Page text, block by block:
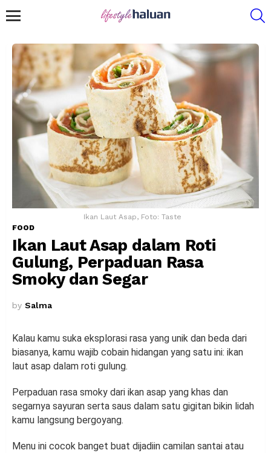
Ikan Laut Asap, Foto: Taste
FOOD
Ikan Laut Asap dalam Roti
Gulung, Perpaduan Rasa
Smoky dan Segar
by Salma
Kalau kamu suka eksplorasi rasa yang unik dan beda dari
biasanya, kamu wajib cobain hidangan yang satu ini: ikan
laut asap dalam roti gulung.
Perpaduan rasa smoky dari ikan asap yang khas dan
segarnya sayuran serta saus dalam satu gigitan bikin lidah
kamu langsung bergoyang.
Menu ini cocok banget buat dijadiin camilan santai atau